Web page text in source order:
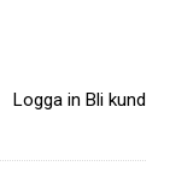
Logga in Bli kund